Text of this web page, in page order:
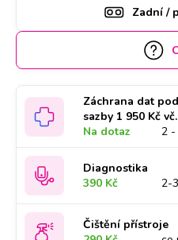
Zadní /
Záchrana dat
sazby 1 950 Kč
Na dotaz
2 -
Diagnostika
390 Kč
2-
Čištění přístroje